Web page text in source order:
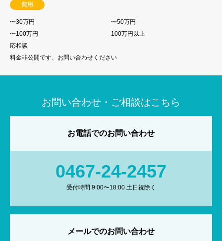
費用
〜30万円
〜50万円
〜100万円
100万円以上
応相談
料金非公開です、お問い合わせください
お問い合わせ・ご相談はこちら
お電話でのお問い合わせ
0467-24-2457
受付時間 9:00〜18:00 土日祝除く
メールでのお問い合わせ